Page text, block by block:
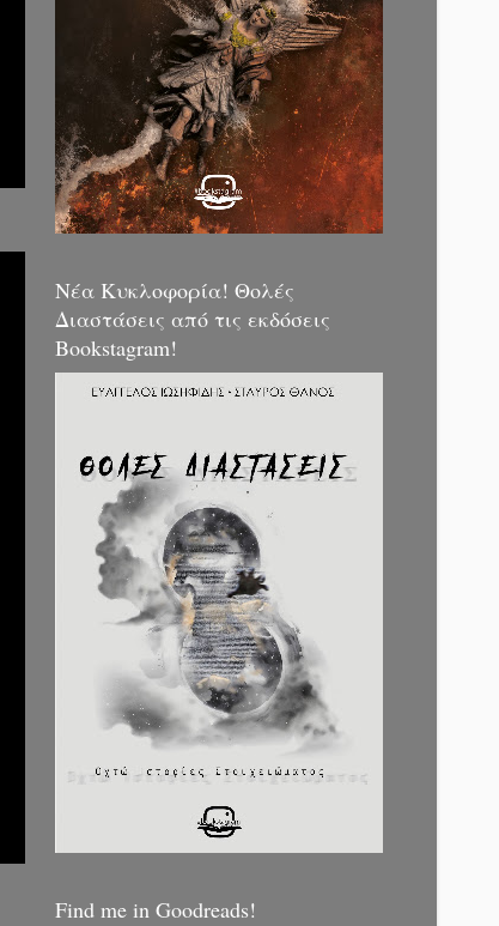
Νέα Κυκλοφορία! Θολές
Διαστάσεις από τις εκδόσεις
Bookstagram!
Find me in Goodreads!